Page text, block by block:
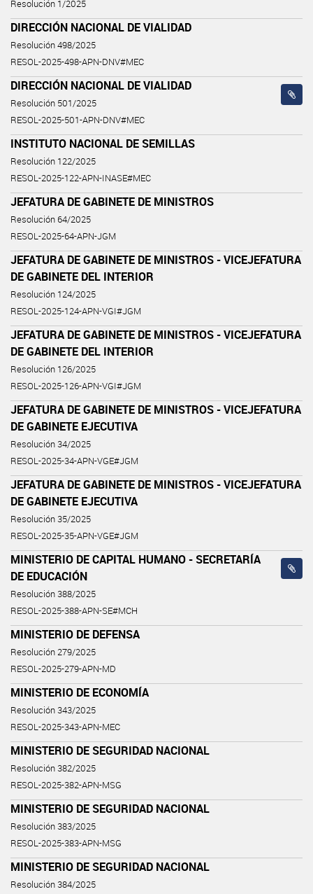
Resolución 1/2025
DIRECCIÓN NACIONAL DE VIALIDAD
Resolución 498/2025
RESOL-2025-498-APN-DNV#MEC
DIRECCIÓN NACIONAL DE VIALIDAD
Resolución 501/2025
RESOL-2025-501-APN-DNV#MEC
INSTITUTO NACIONAL DE SEMILLAS
Resolución 122/2025
RESOL-2025-122-APN-INASE#MEC
JEFATURA DE GABINETE DE MINISTROS
Resolución 64/2025
RESOL-2025-64-APN-JGM
JEFATURA DE GABINETE DE MINISTROS - VICEJEFATURA
DE GABINETE DEL INTERIOR
Resolución 124/2025
RESOL-2025-124-APN-VGI#JGM
JEFATURA DE GABINETE DE MINISTROS - VICEJEFATURA
DE GABINETE DEL INTERIOR
Resolución 126/2025
RESOL-2025-126-APN-VGI#JGM
JEFATURA DE GABINETE DE MINISTROS - VICEJEFATURA
DE GABINETE EJECUTIVA
Resolución 34/2025
RESOL-2025-34-APN-VGE#JGM
JEFATURA DE GABINETE DE MINISTROS - VICEJEFATURA
DE GABINETE EJECUTIVA
Resolución 35/2025
RESOL-2025-35-APN-VGE#JGM
MINISTERIO DE CAPITAL HUMANO - SECRETARÍA
DE EDUCACIÓN
Resolución 388/2025
RESOL-2025-388-APN-SE#MCH
MINISTERIO DE DEFENSA
Resolución 279/2025
RESOL-2025-279-APN-MD
MINISTERIO DE ECONOMÍA
Resolución 343/2025
RESOL-2025-343-APN-MEC
MINISTERIO DE SEGURIDAD NACIONAL
Resolución 382/2025
RESOL-2025-382-APN-MSG
MINISTERIO DE SEGURIDAD NACIONAL
Resolución 383/2025
RESOL-2025-383-APN-MSG
MINISTERIO DE SEGURIDAD NACIONAL
Resolución 384/2025